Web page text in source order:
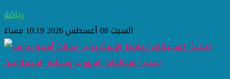
رياضة
السبت 08 أغسطس 2026 10:19 مساءً